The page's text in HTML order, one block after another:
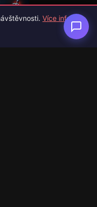
recenze a česko-
her.
Více info